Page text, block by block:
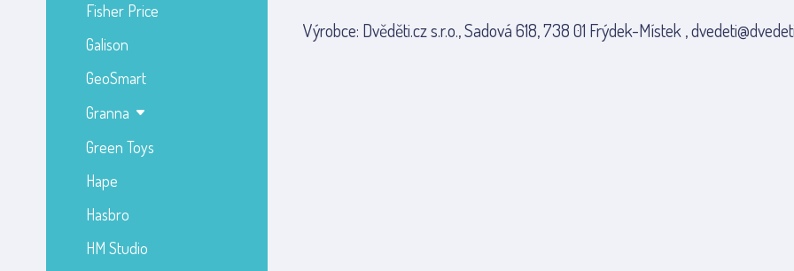
Fisher Price
Galison
GeoSmart
Granna
Green Toys
Hape
Hasbro
HM Studio
Výrobce: Dvěděti.cz s.r.o., Sadová 618, 738 01 Frýdek-Místek ,